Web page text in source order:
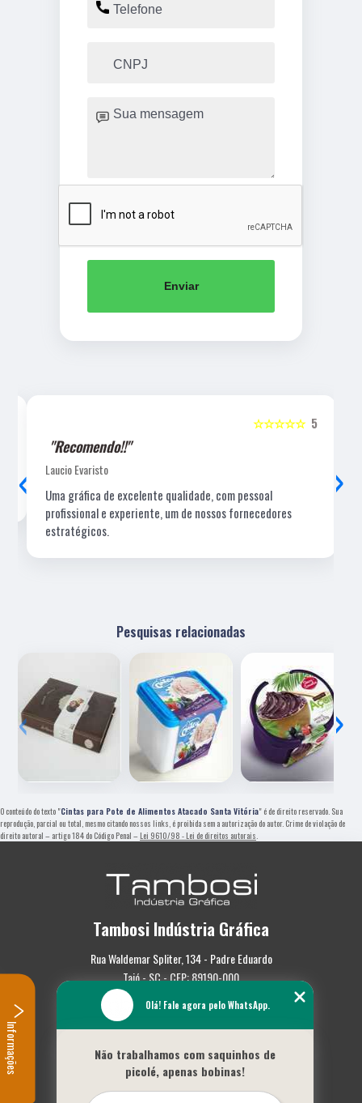
Enviar
5
☆☆☆☆☆
"Recomendo!!"
Laucio Evaristo
Uma gráfica de excelente qualidade, com pessoal
profissional e experiente, um de nossos fornecedores
estratégicos.
‹ ›
Pesquisas relacionadas
‹ ›
O conteúdo do texto "Cintas para Pote de Alimentos Atacado Santa Vitória" é de direito reservado. Sua
reprodução, parcial ou total, mesmo citando nossos links, é proibida sem a autorização do autor. Crime de violação de
direito autoral – artigo 184 do Código Penal – Lei 9610/98 - Lei de direitos autorais
Tambosi Indústria Gráfica
Rua Waldemar Spliter, 134 - Padre Eduardo
Taió - SC - CEP: 89190-000
(47) 3562-0587
Empresa
Missão
Serviços
Olá! Fale agora pelo WhatsApp.
Não trabalhamos com saquinhos de
picolé, apenas bobinas!
Informações